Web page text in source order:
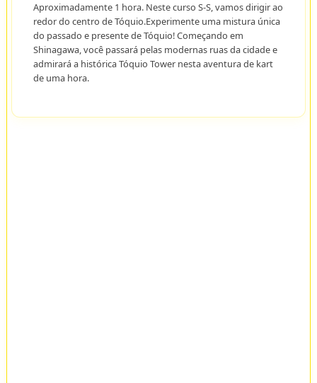
Aproximadamente 1 hora. Neste curso S-S, vamos dirigir ao
redor do centro de Tóquio.Experimente uma mistura única
do passado e presente de Tóquio! Começando em
Shinagawa, você passará pelas modernas ruas da cidade e
admirará a histórica Tóquio Tower nesta aventura de kart
de uma hora.